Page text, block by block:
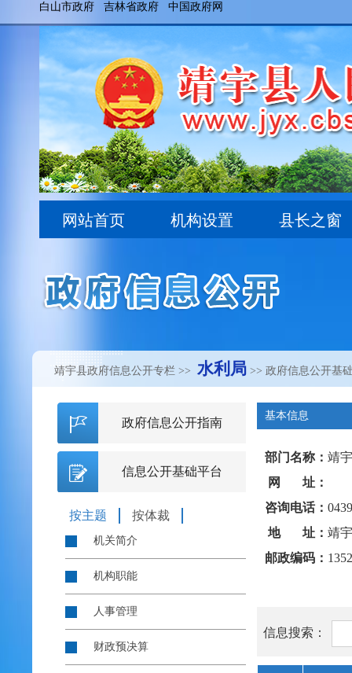
靖宇县政府信息公开专栏 >> 水利局 >> 政府信息公开基
基本信息
部门名称： 靖
网 址：
咨询电话：
地 址： 靖
邮政编码：
信息搜索：
政府信息公开指南
信息公开基础平台
按主题 按体裁
机关简介
机构职能
人事管理
财政预决算